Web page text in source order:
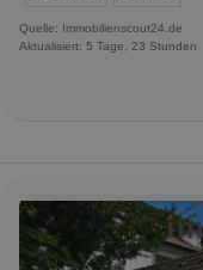
Quelle: Immobilienscout24.de
Aktualisiert: 5 Tage, 23 Stunden